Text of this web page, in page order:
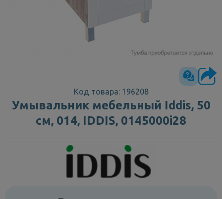
Код товара: 196208
Умывальник мебельный Iddis, 50
см, 014, IDDIS, 0145000i28